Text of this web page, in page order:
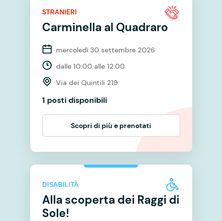
STRANIERI
Carminella al Quadraro
mercoledì 30 settembre 2026
dalle 10:00 alle 12:00
Via dei Quintili 219
1 posti disponibili
Scopri di più e prenotati
DISABILITÀ
Alla scoperta dei Raggi di
Sole!